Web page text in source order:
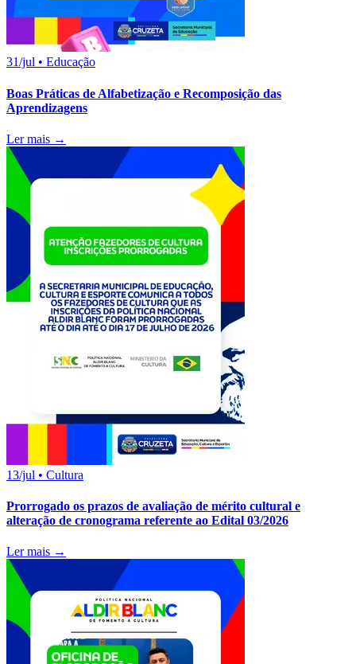
31/jul • Educação
Boas Práticas de Alfabetização e Recomposição das
Aprendizagens
Ler mais →
13/jul • Cultura
Prorrogado os prazos de avaliação de mérito cultural e
alteração de cronograma referente ao Edital 03/2026
Ler mais →